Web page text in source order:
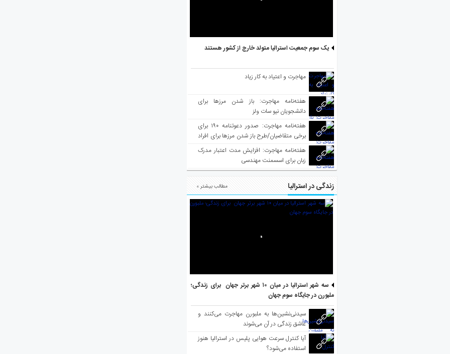
یک سوم جمعیت استرالیا متولد خارج از کشور هستند
مهاجرت و اعتیاد به کار زیاد
هفته‌نامه مهاجرت: باز شدن مرزها برای
دانشجویان نیو سات ولز
هفته‌نامه مهاجرت: صدور دعوتنامه ۱۹۰ برای
برخی متقاضیان/طرح باز شدن مرزها برای افراد
واکسینه شده
هفته‌نامه مهاجرت: افزایش مدت اعتبار مدرک
زبان برای اسسمنت مهندسی
زندگی در استرالیا مطالب بیشتر »
سه شهر استرالیا در میان ۱۰ شهر برتر جهان برای زندگی؛
ملبورن در جایگاه سوم جهان
سیدنی‌نشین‌ها به ملبورن مهاجرت می‌کنند و
عاشق زندگی در آن می‌شوند
آیا کنترل سرعت هوایی پلیس در استرالیا هنوز
استفاده می‌شود؟